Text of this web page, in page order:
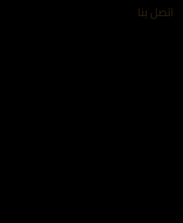
اتصل بنا